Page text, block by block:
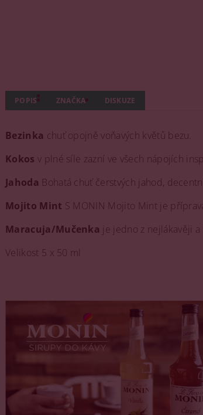
POPIS ZNAČKA DISKUZE
Bezinka chuť opojně voňavých květů bezu.
Kokos v plné síle zazní ve všech nápojích
Jahoda Bohatá chuť čerstvých jahod,
Mojito Mint S MONIN Mojito Mint je
Maracuja/Mučenka je jedno z nejlákavěji
Velikost 5 x 50 ml